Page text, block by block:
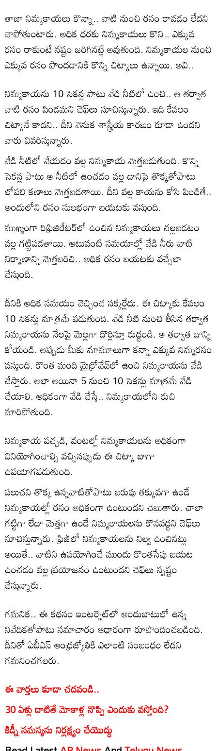
తాజా నిమ్మకాయలు కొన్నా.. వాటి నుంచి రసం రావడం లేదని
వాపోతుంటారు. అధిక ధరకు నిమ్మకాయలు కొని.. ఎక్కువ
రసం రాకుంటే నష్టం జరిగినట్లే అవుతుంది. నిమ్మకాయల నుంచి
ఎక్కువ రసం పొందడానికి కొన్ని చిట్కాలు ఉన్నాయి. అవి..
నిమ్మకాయను 10 సెకన్ల పాటు వేడి నీటిలో ఉంచి.. ఆ తర్వాత
వాటి రసం పిండమని చెఫ్‌లు సూచిస్తున్నారు. ఇది కేవలం
చిట్కానే కాదని.. దీని వెనుక శాస్త్రీయ కారణం కూడా ఉందని
వారు వివరిస్తున్నారు.
వేడి నీటిలో వేయడం వల్ల నిమ్మకాయ మెత్తబడుతుంది. కొన్ని
సెకన్ల పాటు ఆ నీటిలో ఉంచడం వల్ల దానిపై తొక్కతోపాటు
లోపలి కణాలు మెత్తబడతాయి. దీని వల్ల కాయను కోసి పిండితే..
అందులోని రసం సులభంగా బయటకు వస్తుంది.
ముఖ్యంగా రిఫ్రిజిరేటర్‌లో ఉంచిన నిమ్మకాయలు చల్లబడటం
వల్ల గట్టిపడతాయి. అటువంటి సమయాల్లో వేడి నీరు వాటి
నిర్మాణాన్ని మెత్తబరిచి.. అధిక రసం బయటకు వచ్చేలా
చేస్తుంది.
దీనికి అధిక సమయం వెచ్చించ నక్కర్లేదు. ఈ చిట్కాకు కేవలం
10 సెకన్లు మాత్రమే పడుతుంది. వేడి నీటి నుంచి తీసిన తర్వాత
నిమ్మకాయను నేలపై మెల్లగా దొర్లిస్తూ రుద్దండి. ఆ తర్వాత దాన్ని
కోయండి. అప్పుడు మీకు మామూలుగా కన్నా ఎక్కువ నిమ్మరసం
వస్తుంది. కొంత మంది మైక్రోవేవ్‌లో ఉంచి నిమ్మకాయను వేడి
చేస్తారు. అలా అయినా 5 నుంచి 10 సెకన్లు మాత్రమే వేడి
చేయాలి. అధికంగా వేడి చేస్తే.. నిమ్మకాయలోని రుచి
మారిపోతుంది.
నిమ్మకాయ పచ్చడి, వంటల్లో నిమ్మకాయలను అధికంగా
వినియోగించాల్సి వచ్చినప్పుడు ఈ చిట్కా బాగా
ఉపయోగపడుతుంది.
పలుచని తొక్క ఉన్నవాటితోపాటు బరువు తక్కువగా ఉండే
నిమ్మకాయల్లో రసం అధికంగా ఉంటుందని చెబుతారు. చాలా
గట్టిగా లేదా మెత్తగా ఉండే నిమ్మకాయలను కొనవద్దని చెఫ్‌లు
సూచిస్తున్నారు. ఫ్రిజ్‌లో నిమ్మకాయలను నిల్వ ఉంచినట్లు
అయితే.. వాటిని ఉపయోగించే ముందు కొంతసేపు బయట
ఉంచడం వల్ల ప్రయోజనం ఉంటుందని చెఫ్‌లు స్పష్టం
చేస్తున్నారు.
గమనిక.. ఈ కథనం ఇంటర్నెట్‌లో అందుబాటులో ఉన్న
నివేదికతోపాటు సమాచారం ఆధారంగా రూపొందించబడింది.
దీనితో ఏబీఎన్ ఆంధ్రజ్యోతికి ఎలాంటి సంబంధం లేదని
గమనించగలరు.
ఈ వార్తలు కూడా చదవండి..
30 ఏళ్లు దాటితే మోకాళ్ల నొప్పి ఎందుకు వస్తోంది?
కిడ్నీ సమస్యను నిర్లక్ష్యం చేయొద్దు